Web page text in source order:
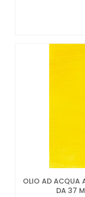
OLIO AD ACQUA
DA 37